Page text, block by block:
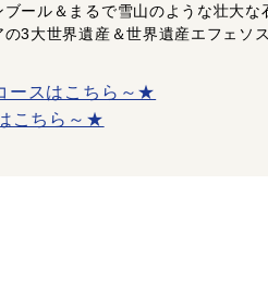
ール＆まるで雪山のような壮大な
3大世界遺産＆世界遺産エフェソス
ースはこちら～★
こちら～★